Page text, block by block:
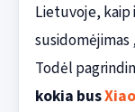
Lietuvoje, kaip
susidomėjimas
Todėl
kokia bus